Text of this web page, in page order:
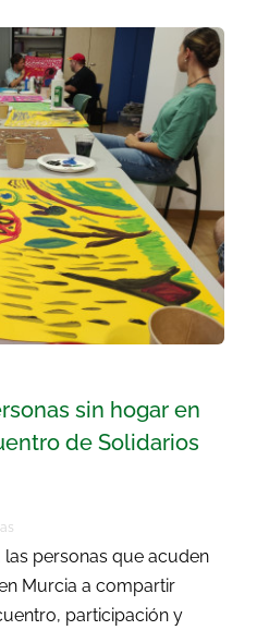
sin hogar en
de Solidarios
las personas que acuden
Murcia a compartir
participación y